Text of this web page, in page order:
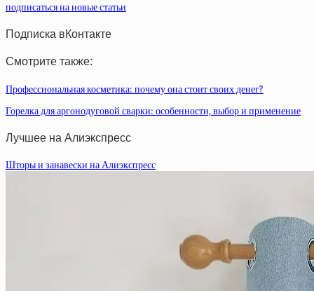
подписаться на новые статьи
Подписка вКонтакте
Смотрите также:
Профессиональная косметика: почему она стоит своих денег?
Горелка для аргонодуговой сварки: особенности, выбор и применение
Лучшее на Алиэкспресс
Шторы и занавески на Алиэкспресс